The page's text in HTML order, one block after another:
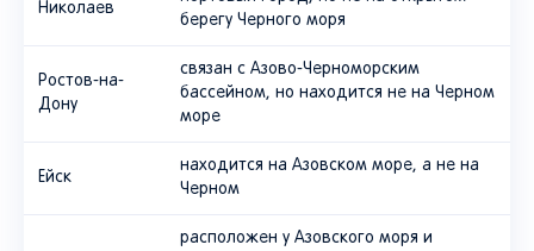
Николаев
берегу Черного моря
Ростов-на-
Дону
связан с Азово-Черноморским
бассейном, но находится не на Черном
море
Ейск
находится на Азовском море, а не на
Черном
расположен у Азовского моря и